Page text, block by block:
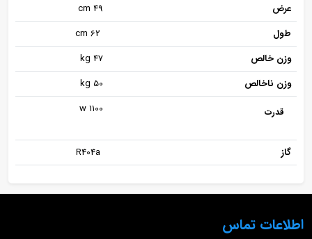
عرض
49 cm
طول
وزن خالص
47 kg
وزن ناخالص
50 kg
قدرت 1100 w
گاز
اطلاعات تماس